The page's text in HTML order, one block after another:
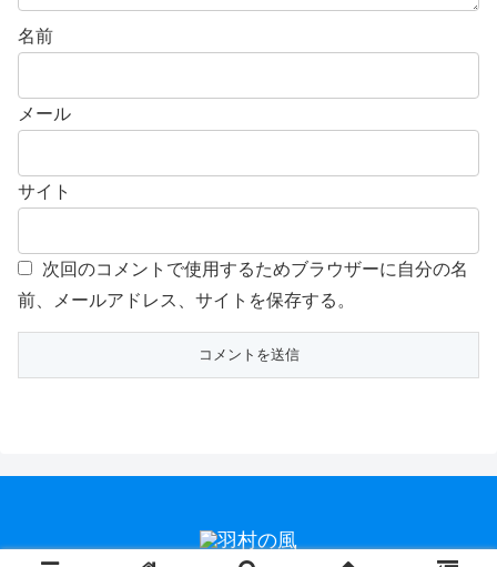
名前
メール
サイト
次回のコメントで使用するためブラウザーに自分の名
前、メールアドレス、サイトを保存する。